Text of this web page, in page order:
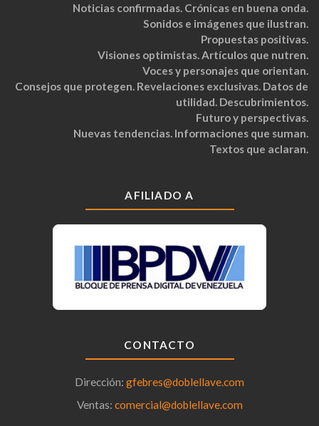
Noticias confirmadas. Crónicas en buena onda.
Sonidos e imágenes que ilustran.
Propuestas positivas.
Visiones optimistas. Artículos que nutren.
Voces y personajes que orientan.
Consejos que protegen. Revelaciones exclusivas. Datos de
utilidad. Descubrimientos.
Futuro y perspectivas.
Nuevas tendencias. Informaciones que suman.
Textos que aclaran.
AFILIADO A
CONTACTO
Dirección: gfebres@doblellave.com
Ventas: comercial@doblellave.com